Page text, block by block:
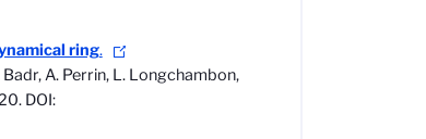
ring.
Badr, A. Perrin, L. Longchambon,
DOI: